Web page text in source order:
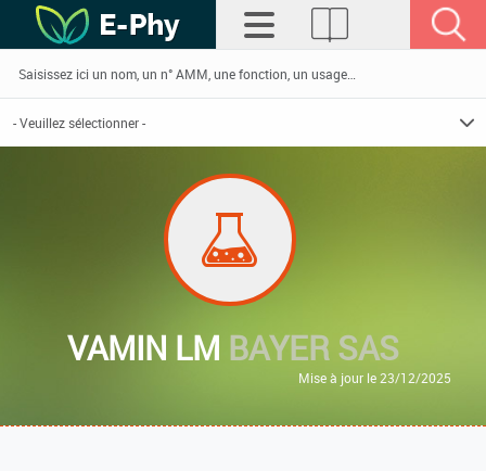
VAMIN LM BAYER SAS
Mise à jour le 23/12/2025